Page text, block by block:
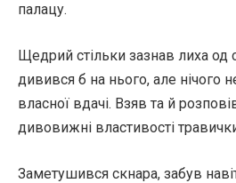
палацу.
Щедрий стільки зазнав лиха
дивився б на нього, але нічого
власної вдачі. Взяв та й
дивовижні властивості
Заметушився скнара, забув